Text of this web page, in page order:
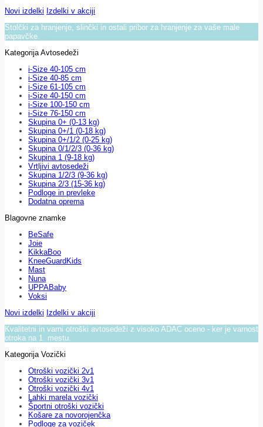
Novi izdelki Izdelki v akciji
Stolčki za hranjenje, slinčki in ostali pribor za hranjenje za vaše male
papavčke.
Kategorija Avtosedeži
i-Size 40-105 cm
i-Size 40-85 cm
i-Size 61-105 cm
i-Size 40-150 cm
i-Size 100-150 cm
i-Size 76-150 cm
Skupina 0+ (0-13 kg)
Skupina 0+/1 (0-18 kg)
Skupina 0+/1/2 (0-25 kg)
Skupina 0/1/2/3 (0-36 kg)
Skupina 1 (9-18 kg)
Vrtljivi avtosedeži
Skupina 1/2/3 (9-36 kg)
Skupina 2/3 (15-36 kg)
Podloge in prevleke
Dodatna oprema
Blagovne znamke
BeSafe
Joie
KikkaBoo
KneeGuardKids
Mast
Nuna
UPPABaby
Voksi
Novi izdelki Izdelki v akciji
Kvalitetni in varni otroški avtosedeži z visoko ADAC oceno - ker je varnost
otroka na 1. mestu.
Kategorija Vozički
Otroški vozički 2v1
Otroški vozički 3v1
Otroški vozički 4v1
Lahki marela vozički
Športni otroški vozički
Košare za novorojenčka
Podloge za voziček